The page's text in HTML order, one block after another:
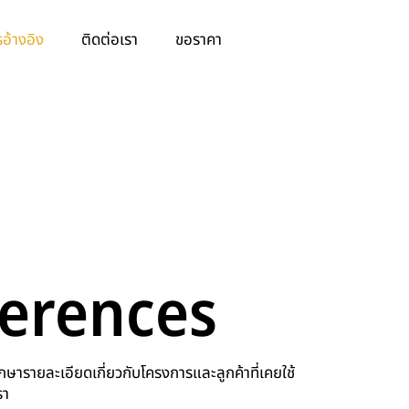
อ้างอิง ติดต่อเรา ขอราคา
ารายละเอียดเกี่ยวกับโครงการและลูกค้าที่เคยใช้